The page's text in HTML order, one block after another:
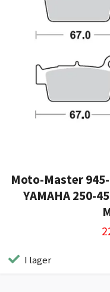
Moto-Master
YAMAHA 250-
I lager